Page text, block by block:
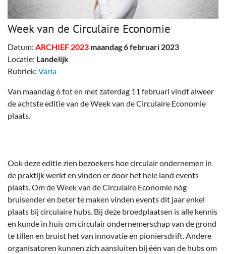
Week van de Circulaire Economie
Datum: ARCHIEF 2023 maandag 6 februari 2023
Locatie: Landelijk
Rubriek: Varia
Van maandag 6 tot en met zaterdag 11 februari vindt alweer
de achtste editie van de Week van de Circulaire Economie
plaats.
Ook deze editie zien bezoekers hoe circulair ondernemen in
de praktijk werkt en vinden er door het hele land events
plaats. Om de Week van de Circulaire Economie nóg
bruisender en beter te maken vinden events dit jaar enkel
plaats bij circulaire hubs. Bij deze broedplaatsen is alle kennis
en kunde in huis om circulair ondernemerschap van de grond
te tillen en bruist het van innovatie en pioniersdrift. Andere
organisatoren kunnen zich aansluiten bij één van de hubs om